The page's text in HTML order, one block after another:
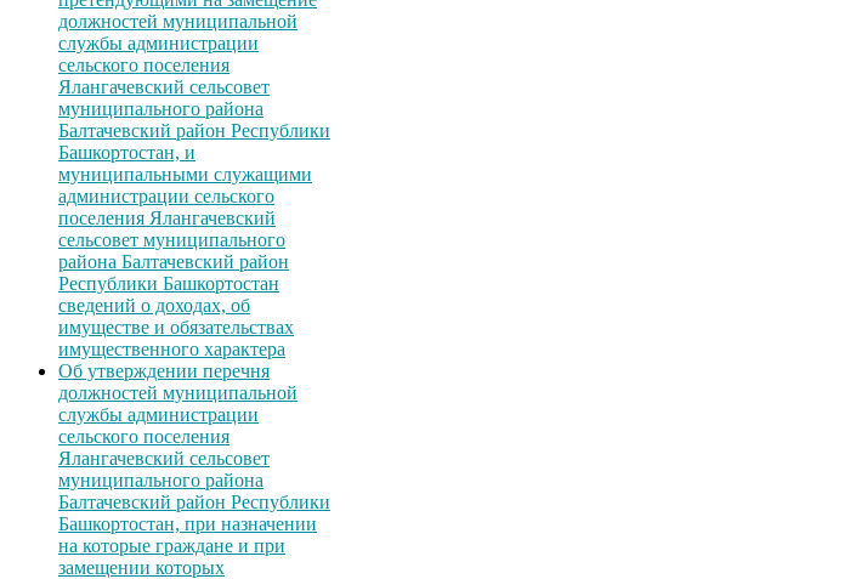
должностей муниципальной
службы администрации
сельского поселения
Ялангачевский сельсовет
муниципального района
Балтачевский район Республики
Башкортостан, и
муниципальными служащими
администрации сельского
поселения Ялангачевский
сельсовет муниципального
района Балтачевский район
Республики Башкортостан
сведений о доходах, об
имуществе и обязательствах
имущественного характера
Об утверждении перечня
должностей муниципальной
службы администрации
сельского поселения
Ялангачевский сельсовет
муниципального района
Балтачевский район Республики
Башкортостан, при назначении
на которые граждане и при
замещении которых